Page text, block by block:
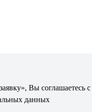
Вы соглашаетесь с
данных